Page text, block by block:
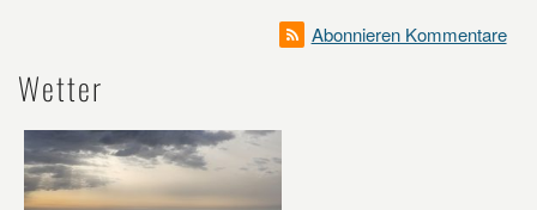
Abonnieren Kommentare
Wetter